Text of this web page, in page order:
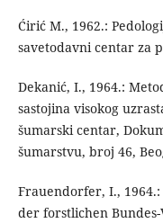
Ćirić M., 1962.:
savetodavni centar za
Dekanić, I., 1964.:
sastojina visokog
šumarski centar,
šumarstvu, broj 46,
Frauendorfer, I.,
der forstlichen